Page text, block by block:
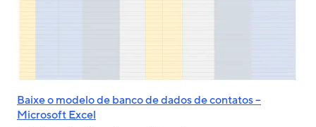
Baixe o modelo de banco de dados de contatos –
Microsoft Excel